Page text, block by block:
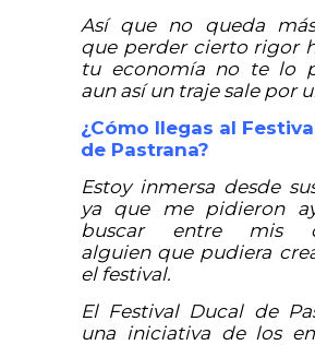
Así que no queda
que perder cierto rigor
tu economía no te lo
aun así un traje sale por
¿Cómo llegas al
de Pastrana?
Estoy inmersa desde
ya que me pidieron
buscar entre mis
alguien que pudiera
el festival.
El Festival Ducal de
una iniciativa de los